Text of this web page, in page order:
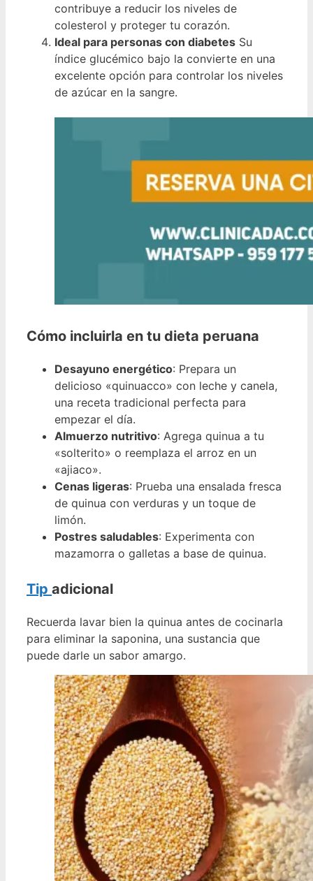
contribuye a reducir los niveles de
colesterol y proteger tu corazón.
Ideal para personas con diabetes Su
índice glucémico bajo la convierte en una
excelente opción para controlar los niveles
de azúcar en la sangre.
Cómo incluirla en tu dieta peruana
Desayuno energético: Prepara un
delicioso «quinuacco» con leche y canela,
una receta tradicional perfecta para
empezar el día.
Almuerzo nutritivo: Agrega quinua a tu
«solterito» o reemplaza el arroz en un
«ajiaco».
Cenas ligeras: Prueba una ensalada fresca
de quinua con verduras y un toque de
limón.
Postres saludables: Experimenta con
mazamorra o galletas a base de quinua.
Tip adicional
Recuerda lavar bien la quinua antes de cocinarla
para eliminar la saponina, una sustancia que
puede darle un sabor amargo.